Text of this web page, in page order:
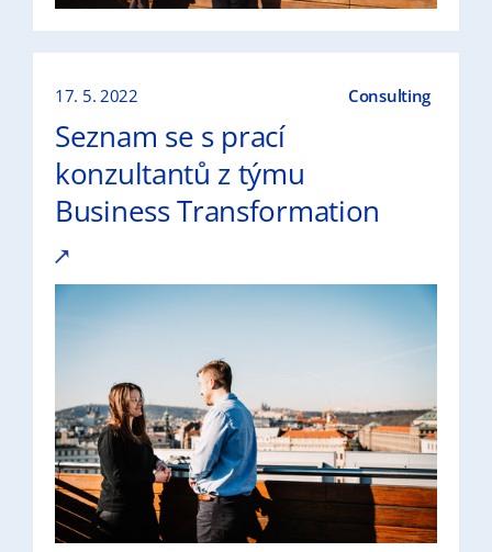
17. 5. 2022 Consulting
Seznam se s prací
konzultantů z týmu
Business Transformation